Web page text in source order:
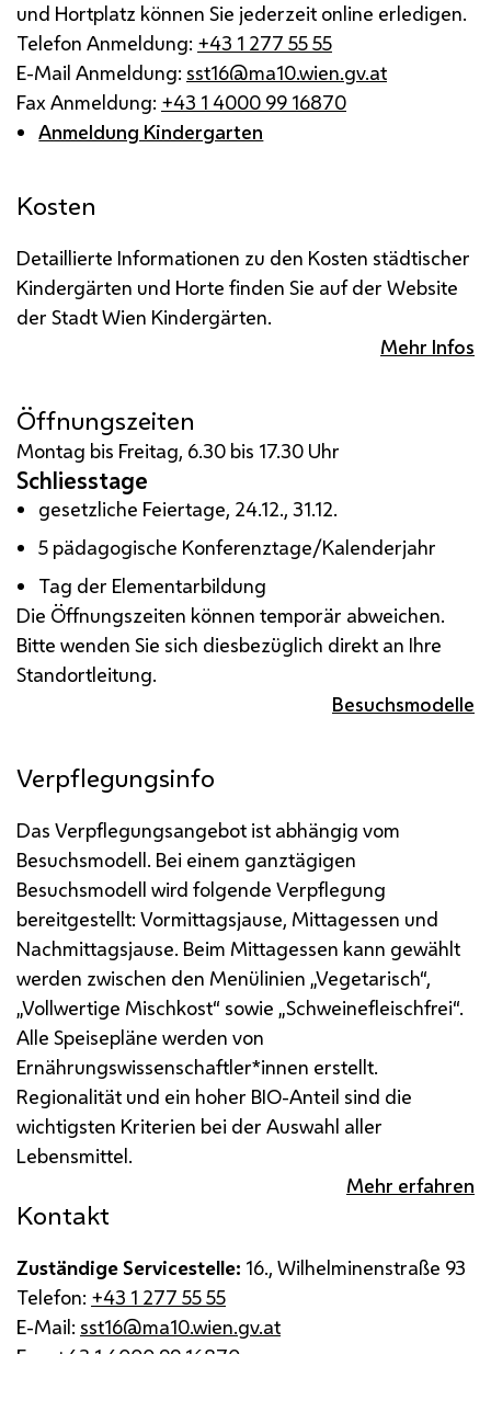
und Hortplatz können Sie jederzeit online erledigen.
Telefon Anmeldung: +43 1 277 55 55
E-Mail Anmeldung: sst16@ma10.wien.gv.at
Fax Anmeldung: +43 1 4000 99 16870
Anmeldung Kindergarten
Kosten
Detaillierte Informationen zu den Kosten städtischer
Kindergärten und Horte finden Sie auf der Website
der Stadt Wien Kindergärten.
Mehr Infos
Öffnungszeiten
Montag bis Freitag, 6.30 bis 17.30 Uhr
Schliesstage
gesetzliche Feiertage, 24.12., 31.12.
5 pädagogische Konferenztage/Kalenderjahr
Tag der Elementarbildung
Die Öffnungszeiten können temporär abweichen.
Bitte wenden Sie sich diesbezüglich direkt an Ihre
Standortleitung.
Besuchsmodelle
Verpflegungsinfo
Das Verpflegungsangebot ist abhängig vom
Besuchsmodell. Bei einem ganztägigen
Besuchsmodell wird folgende Verpflegung
bereitgestellt: Vormittagsjause, Mittagessen und
Nachmittagsjause. Beim Mittagessen kann gewählt
werden zwischen den Menülinien „Vegetarisch“,
„Vollwertige Mischkost“ sowie „Schweinefleischfrei“.
Alle Speisepläne werden von
Ernährungswissenschaftler*innen erstellt.
Regionalität und ein hoher BIO-Anteil sind die
wichtigsten Kriterien bei der Auswahl aller
Lebensmittel.
Mehr erfahren
Kontakt
Zuständige Servicestelle: 16., Wilhelminenstraße 93
Telefon: +43 1 277 55 55
E-Mail: sst16@ma10.wien.gv.at
Fax:
+43 1 4000 99 16870